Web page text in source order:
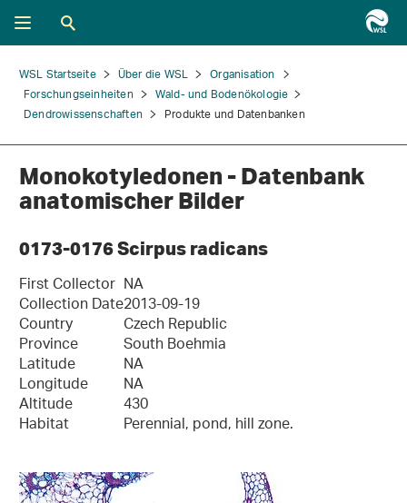
WSL Startseite Über die WSL
Organisation
Forschungseinheiten
Wald- und Bodenökologie
Dendrowissenschaften
Produkte und Datenbanken
Monokotyledonen - Datenbank
anatomischer Bilder
0173-0176 Scirpus radicans
First Collector NA
Collection Date2013-09-19
Country Czech Republic
Province South Boehmia
Latitude NA
Longitude NA
Altitude 430
Habitat Perennial, pond, hill zone.